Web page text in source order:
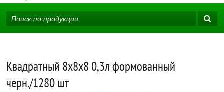
Квадратный 8х8х8 0,3л формованный
черн./1280 шт